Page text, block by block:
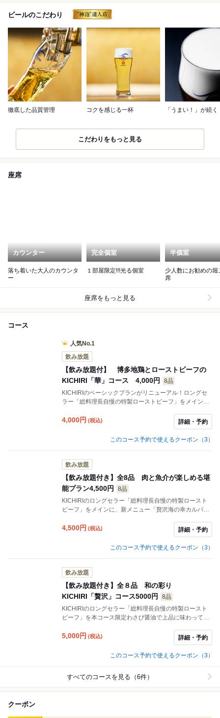
ビールのこだわり
徹底した品質管理 コクを感じる一杯 「うまい！」が続く
こだわりをもっと見る
座席
カウンター
落ち着いた大人のカウンタ
ー
完全個室
１部屋限定!!!光る個室
半個室
少人数にお勧めの堀
席
座席をもっと見る
コース
人気No.1
飲み放題
【飲み放題付】 博多地鶏とローストビーフの
KICHIRI「華」コース 4,000円
8品
KICHIRIのベーシックプランがリニューアル！ロングセ
ラー「総料理長自慢の特製ローストビーフ」をメイン
生ハムカルパッチョ」さらに〆には「お出汁が効いた博
多地鶏と牛蒡の釜飯」をご用意！会社の飲み会やご友人
のお集まりにぴったりです♪
4,000円 (税込) 詳細・予約
このコース予約で使えるクーポン（3）
飲み放題
【飲み放題付き】全8品 肉と魚介が楽しめる堪
能プラン4,500円
8品
KICHIRIのロングセラー「総料理長自慢の特製ロースト
ビーフ」をメインに、新メニュー「贅沢海の幸カルパッ
堪能でき、さらに〆には「お出汁が効いた鶏と牛蒡の釜
飯」をご用意！接待や宴会、デートにもおすすめです♪
4,500円 (税込) 詳細・予約
このコース予約で使えるクーポン（3）
飲み放題
【飲み放題付き】全８品 和の彩り
KICHIRI「贅沢」コース5000円
8品
KICHIRIのロングセラー「総料理長自慢の特製ロースト
ビーフ」を本コース限定わさび醤油で上品に味わってい
どりの塩唐揚げ」や〆には「鮭ときのこのバター醤油釜
飯」をご用意！接待などの各種宴会、デートや誕生日記
念日などのお祝いにもおすすめです♪
5,000円 (税込) 詳細・予約
このコース予約で使えるクーポン（3）
すべてのコースを見る（6件）
クーポン